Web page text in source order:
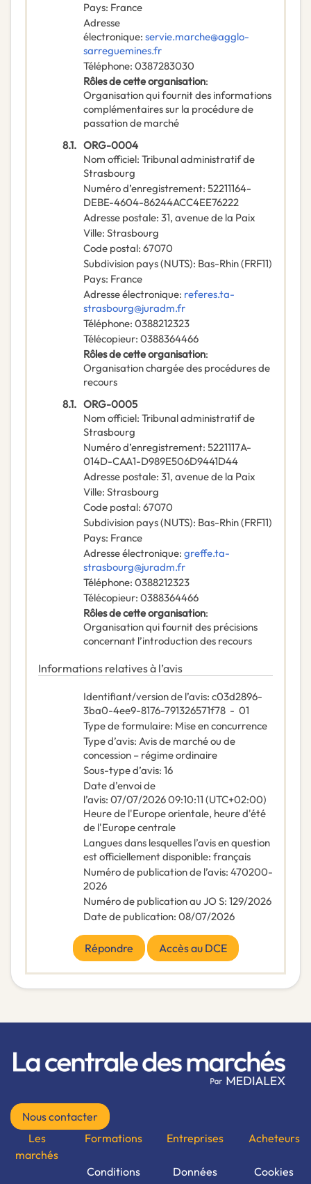
Pays: France
Adresse
électronique: servie.marche@agglo-
sarreguemines.fr
Téléphone: 0387283030
Rôles de cette organisation:
Organisation qui fournit des informations
complémentaires sur la procédure de
passation de marché
8.1. ORG-0004
Nom officiel: Tribunal administratif de
Strasbourg
Numéro d’enregistrement: 52211164-
DEBE-4604-86244ACC4EE76222
Adresse postale: 31, avenue de la Paix
Ville: Strasbourg
Code postal: 67070
Subdivision pays (NUTS): Bas-Rhin(FRF11)
Pays: France
Adresse électronique: referes.ta-
strasbourg@juradm.fr
Téléphone: 0388212323
Télécopieur: 0388364466
Rôles de cette organisation:
Organisation chargée des procédures de
recours
8.1. ORG-0005
Nom officiel: Tribunal administratif de
Strasbourg
Numéro d’enregistrement: 5221117A-
014D-CAA1-D989E506D9441D44
Adresse postale: 31, avenue de la Paix
Ville: Strasbourg
Code postal: 67070
Subdivision pays (NUTS): Bas-Rhin(FRF11)
Pays: France
Adresse électronique: greffe.ta-
strasbourg@juradm.fr
Téléphone: 0388212323
Télécopieur: 0388364466
Rôles de cette organisation:
Organisation qui fournit des précisions
concernant l’introduction des recours
Informations relatives à l’avis
Identifiant/version de l’avis: c03d2896-
3ba0-4ee9-8176-791326571f78 - 01
Type de formulaire: Mise en concurrence
Type d’avis: Avis de marché ou de
concession – régime ordinaire
Sous-type d’avis: 16
Date d’envoi de
l’avis: 07/07/202609:10:11 (UTC+02:00)
Heure de l'Europe orientale, heure d'été
de l'Europe centrale
Langues dans lesquelles l’avis en question
est officiellement disponible: français
Numéro de publication de l’avis: 470200-
2026
Numéro de publication au JO S: 129/2026
Date de publication: 08/07/2026
Répondre Accès au DCE
Nous contacter
Les
marchés
Formations
Conditions
Entreprises
Données
Acheteurs
Cookies